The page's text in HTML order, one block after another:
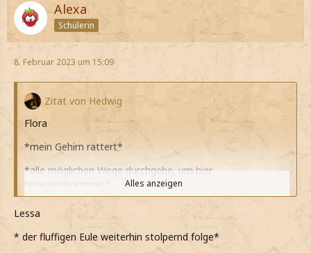
Alexa
Schülerin
8. Februar 2023 um 15:09
Zitat von Hedwig
Flora
*mein Gehirn rattert*
*alle möglichen Wege durchgehe, um hier
*ärgerlich denke und die nicht vorhandenen Knöpfe oder
Reissverschlüsse an den Umhangtaschen verfluche*
Alles anzeigen
Lessa
* der fluffigen Eule weiterhin stolpernd folge*